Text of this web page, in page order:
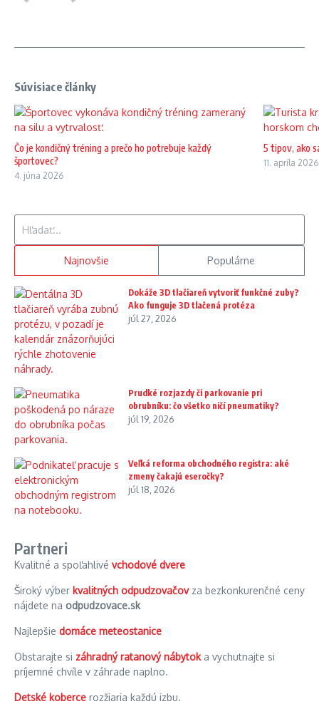
Súvisiace články
Čo je kondičný tréning a prečo ho potrebuje každý
športovec?
4. júna 2026
5 tipov, ako
11. apríla 2026
Najnovšie Populárne
Dokáže 3D tlačiareň vytvoriť funkčné zuby?
Ako funguje 3D tlačená protéza
júl 27, 2026
Prudké rozjazdy či parkovanie pri
obrubníku: čo všetko ničí pneumatiky?
júl 19, 2026
Veľká reforma obchodného registra: aké
zmeny čakajú eseročky?
júl 18, 2026
Partneri
Kvalitné a spoľahlivé vchodové dvere
Široký výber kvalitných odpudzovačovza bezkonkurenčné ceny
nájdete na odpudzovace.sk
Najlepšie domáce meteostanice
Obstarajte si záhradný ratanový nábytoka vychutnajte si
príjemné chvíle v záhrade naplno.
Detské koberce rozžiaria každú izbu.